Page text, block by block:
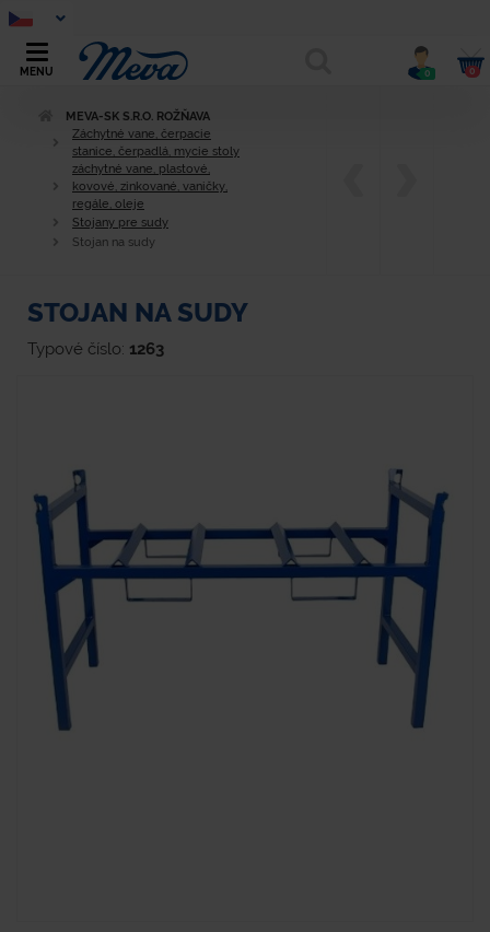
MENU 0 0
MEVA-SK S.R.O. ROŽŇAVA
Záchytné vane, čerpacie
stanice, čerpadlá, mycie stoly
záchytné vane, plastové,
kovové, zinkované, vaničky,
regále, oleje
Stojany pre sudy
Stojan na sudy
STOJAN NA SUDY
Typové číslo: 1263